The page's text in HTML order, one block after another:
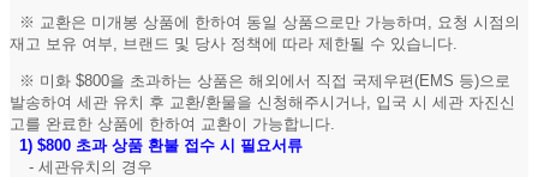
※ 교환은 미개봉 상품에 한하여 동일 상품으로만 가능하며, 요청 시점의
재고 보유 여부, 브랜드 및 당사 정책에 따라 제한될 수 있습니다.
※ 미화 $800을 초과하는 상품은 해외에서 직접 국제우편(EMS 등)으로
발송하여 세관 유치 후 교환/환물을 신청해주시거나, 입국 시 세관 자진신
고를 완료한 상품에 한하여 교환이 가능합니다.
1) $800 초과 상품 환불 접수 시 필요서류
- 세관유치의 경우